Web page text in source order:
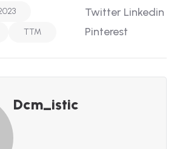
TTM
Twitter Linkedin
Pinterest
Dcm_istic